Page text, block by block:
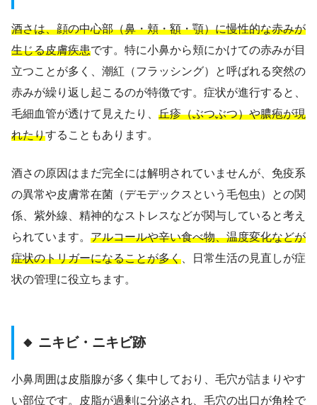
酒さは、顔の中心部（鼻・頬・額・顎）に慢性的な赤みが
生じる皮膚疾患です。特に小鼻から頬にかけての赤みが目
立つことが多く、潮紅（フラッシング）と呼ばれる突然の
赤みが繰り返し起こるのが特徴です。症状が進行すると、
毛細血管が透けて見えたり、 丘疹（ぶつぶつ）や膿疱が現
れたりすることもあります。
酒さの原因はまだ完全には解明されていませんが、免疫系
の異常や皮膚常在菌（デモデックスという毛包虫）との関
係、紫外線、精神的なストレスなどが関与していると考え
られています。 アルコールや辛い食べ物、温度変化などが
症状のトリガーになることが多く 、日常生活の見直しが症
状の管理に役立ちます。
🔸 ニキビ・ニキビ跡
小鼻周囲は皮脂腺が多く集中しており、毛穴が詰まりやす
い部位です。皮脂が過剰に分泌され、毛穴の出口が角栓で